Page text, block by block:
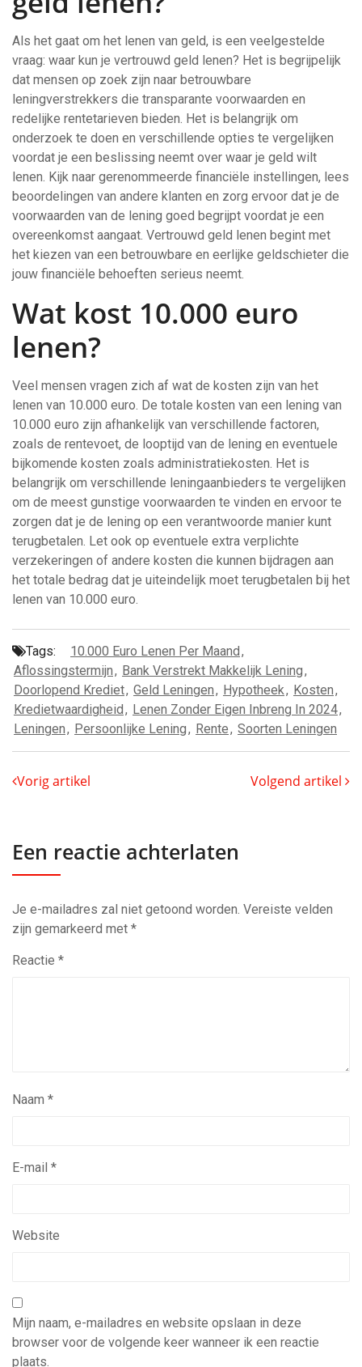
Als het gaat om het lenen van geld, is een veelgestelde
vraag: waar kun je vertrouwd geld lenen? Het is begrijpelijk
dat mensen op zoek zijn naar betrouwbare
leningverstrekkers die transparante voorwaarden en
redelijke rentetarieven bieden. Het is belangrijk om
onderzoek te doen en verschillende opties te vergelijken
voordat je een beslissing neemt over waar je geld wilt
lenen. Kijk naar gerenommeerde financiële instellingen, lees
beoordelingen van andere klanten en zorg ervoor dat je de
voorwaarden van de lening goed begrijpt voordat je een
overeenkomst aangaat. Vertrouwd geld lenen begint met
het kiezen van een betrouwbare en eerlijke geldschieter die
jouw financiële behoeften serieus neemt.
Wat kost 10.000 euro
lenen?
Veel mensen vragen zich af wat de kosten zijn van het
lenen van 10.000 euro. De totale kosten van een lening van
10.000 euro zijn afhankelijk van verschillende factoren,
zoals de rentevoet, de looptijd van de lening en eventuele
bijkomende kosten zoals administratiekosten. Het is
belangrijk om verschillende leningaanbieders te vergelijken
om de meest gunstige voorwaarden te vinden en ervoor te
zorgen dat je de lening op een verantwoorde manier kunt
terugbetalen. Let ook op eventuele extra verplichte
verzekeringen of andere kosten die kunnen bijdragen aan
het totale bedrag dat je uiteindelijk moet terugbetalen bij het
lenen van 10.000 euro.
Tags: 10.000 Euro Lenen Per Maand,
Aflossingstermijn, Bank Verstrekt Makkelijk Lening,
Doorlopend Krediet, Geld Leningen, Hypotheek, Kosten,
Kredietwaardigheid, Lenen Zonder Eigen Inbreng In 2024,
Leningen, Persoonlijke Lening, Rente, Soorten Leningen
Vorig artikel Volgend artikel
Een reactie achterlaten
Je e-mailadres zal niet getoond worden. Vereiste velden
zijn gemarkeerd met *
Reactie *
Naam *
E-mail *
Website
Mijn naam, e-mailadres en website opslaan in deze
browser voor de volgende keer wanneer ik een reactie
plaats.